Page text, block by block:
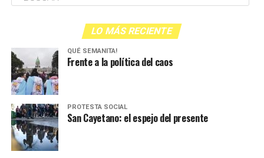
LO MÁS RECIENTE
QUÉ SEMANITA!
Frente a la política del caos
PROTESTA SOCIAL
San Cayetano: el espejo del presente